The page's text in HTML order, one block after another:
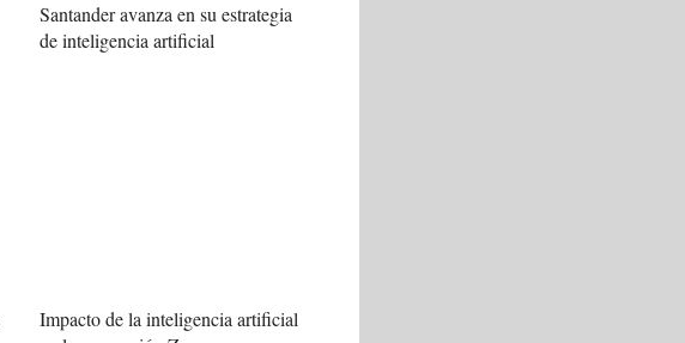
Santander avanza en su estrategia
de inteligencia artificial
Impacto de la inteligencia artificial